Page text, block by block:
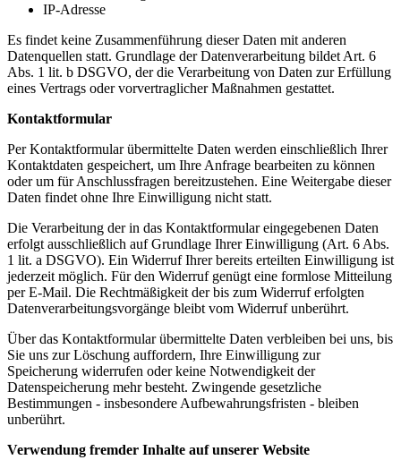
IP-Adresse
Es findet keine Zusammenführung dieser Daten mit anderen
Datenquellen statt. Grundlage der Datenverarbeitung bildet Art. 6
Abs. 1 lit. b DSGVO, der die Verarbeitung von Daten zur Erfüllung
eines Vertrags oder vorvertraglicher Maßnahmen gestattet.
Kontaktformular
Per Kontaktformular übermittelte Daten werden einschließlich Ihrer
Kontaktdaten gespeichert, um Ihre Anfrage bearbeiten zu können
oder um für Anschlussfragen bereitzustehen. Eine Weitergabe dieser
Daten findet ohne Ihre Einwilligung nicht statt.
Die Verarbeitung der in das Kontaktformular eingegebenen Daten
erfolgt ausschließlich auf Grundlage Ihrer Einwilligung (Art. 6 Abs.
1 lit. a DSGVO). Ein Widerruf Ihrer bereits erteilten Einwilligung ist
jederzeit möglich. Für den Widerruf genügt eine formlose Mitteilung
per E-Mail. Die Rechtmäßigkeit der bis zum Widerruf erfolgten
Datenverarbeitungsvorgänge bleibt vom Widerruf unberührt.
Über das Kontaktformular übermittelte Daten verbleiben bei uns, bis
Sie uns zur Löschung auffordern, Ihre Einwilligung zur
Speicherung widerrufen oder keine Notwendigkeit der
Datenspeicherung mehr besteht. Zwingende gesetzliche
Bestimmungen - insbesondere Aufbewahrungsfristen - bleiben
unberührt.
Verwendung fremder Inhalte auf unserer Website